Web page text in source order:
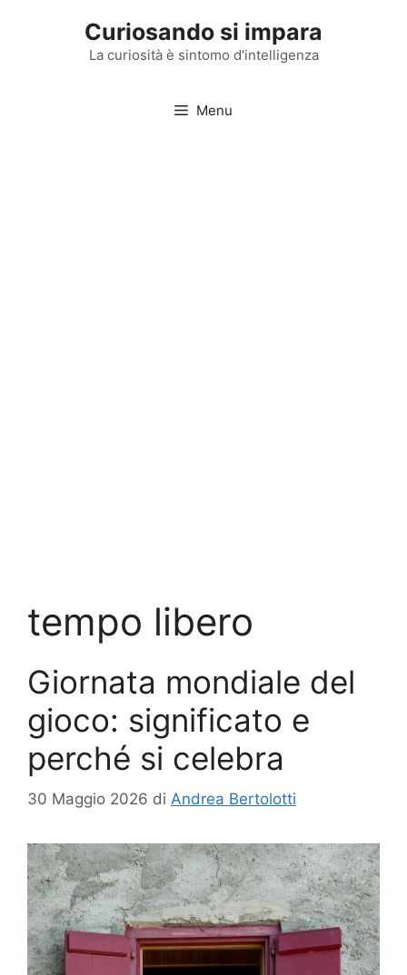
Curiosando si impara
La curiosità è sintomo d'intelligenza
Menu
tempo libero
Giornata mondiale del
gioco: significato e
perché si celebra
30 Maggio 2026 di Andrea Bertolotti